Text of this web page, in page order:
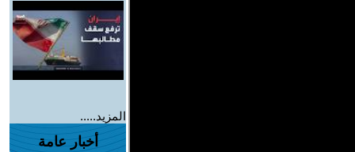
المزيد.....
أخبار عامة